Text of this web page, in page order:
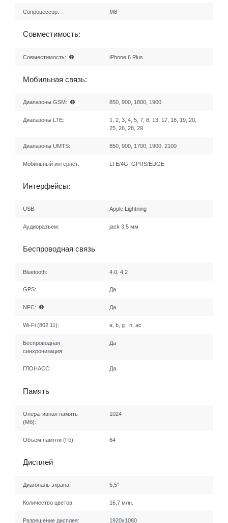
Сопроцессор: M8
Совместимость:
Совместимость: iPhone 6 Plus
Мобильная связь:
Диапазоны GSM: 850, 900, 1800, 1900
Диапазоны LTE:
1, 2, 3, 4, 5, 7, 8, 13, 17, 18, 19, 20,
25, 26, 28, 29
Диапазоны UMTS: 850, 900, 1700, 1900, 2100
Мобильный интернет: LTE/4G, GPRS/EDGE
Интерфейсы:
USB: Apple Lightning
Аудиоразъем: jack 3,5 мм
Беспроводная связь
Bluetooth: 4.0, 4.2
GPS: Да
NFC: Да
Wi-Fi (802.11): a, b, g , n, ac
Беспроводная
синхронизация:
Да
ГЛОНАСС: Да
Память
Оперативная память
(Мб):
1024
Объем памяти (Гб): 64
Дисплей
Диагональ экрана: 5,5"
Количество цветов: 16,7 млн.
Разрешение дисплея: 1920x1080